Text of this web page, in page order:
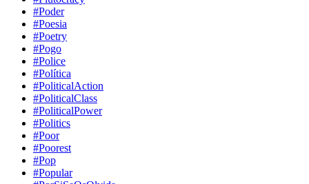
#Poder
#Poesia
#Poetry
#Pogo
#Police
#Política
#PoliticalAction
#PoliticalClass
#PoliticalPower
#Politics
#Poor
#Poorest
#Pop
#Popular